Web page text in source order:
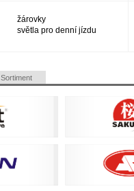
žárovky
světla pro denní jízdu
Sortiment